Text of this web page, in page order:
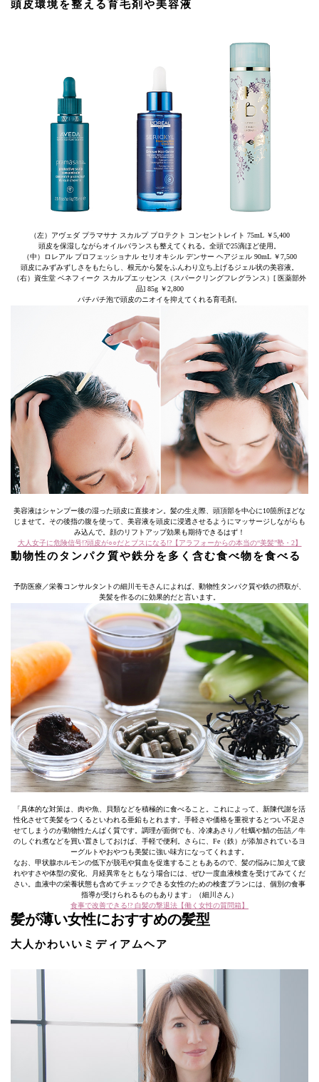
頭皮環境を整える育毛剤や美容液
（左）アヴェダ プラマサナ スカルプ プロテクト コンセントレイト 75mL ￥5,400
頭皮を保湿しながらオイルバランスも整えてくれる。全頭で25滴ほど使用。
（中）ロレアル プロフェッショナル セリオキシル デンサー ヘアジェル 90mL ￥7,500
頭皮にみずみずしさをもたらし、根元から髪をふんわり立ち上げるジェル状の美容液。
（右）資生堂 ベネフィーク スカルプエッセンス（スパークリングフレグランス）[ 医薬部外
品] 85g ￥2,800
パチパチ泡で頭皮のニオイを抑えてくれる育毛剤。
美容液はシャンプー後の湿った頭皮に直接オン。髪の生え際、頭頂部を中心に10箇所ほどな
じませて。その後指の腹を使って、美容液を頭皮に浸透させるようにマッサージしながらも
み込んで。顔のリフトアップ効果も期待できるはず！
大人女子に危険信号!?頭皮が○○だとブスになる!?【アラフォーからの本当の“美髪”塾・2】
動物性のタンパク質や鉄分を多く含む食べ物を食べる
予防医療／栄養コンサルタントの細川モモさんによれば、動物性タンパク質や鉄の摂取が、
美髪を作るのに効果的だと言います。
「具体的な対策は、肉や魚、貝類などを積極的に食べること。これによって、新陳代謝を活
性化させて美髪をつくるといわれる亜鉛もとれます。手軽さや価格を重視するとつい不足さ
せてしまうのが動物性たんぱく質です。調理が面倒でも、冷凍あさり／牡蠣や鯖の缶詰／牛
のしぐれ煮などを買い置きしておけば、手軽で便利。さらに、Fe（鉄）が添加されているヨ
ーグルトやおやつも美髪に強い味方になってくれます。
なお、甲状腺ホルモンの低下が脱毛や貧血を促進することもあるので、髪の悩みに加えて疲
れやすさや体型の変化、月経異常をともなう場合には、ぜひ一度血液検査を受けてみてくだ
さい。血液中の栄養状態も含めてチェックできる女性のための検査プランには、個別の食事
指導が受けられるものもあります」（細川さん）
食事で改善できる!? 白髪の撃退法【働く女性の質問箱】
髪が薄い女性におすすめの髪型
大人かわいいミディアムヘア